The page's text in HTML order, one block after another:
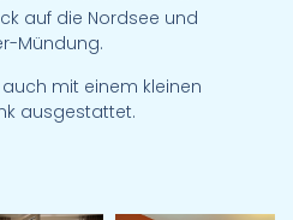
auf die Nordsee und
Mündung.
mit einem kleinen
ausgestattet.